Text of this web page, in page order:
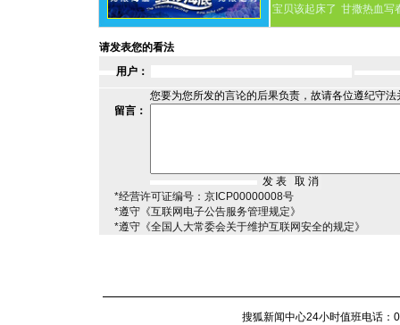
宝贝该起床了 甘撒热血写
请发表您的看法
用户：
您要为您所发的言论的后果负责，故请各位遵纪守
留言：
*经营许可证编号：京ICP00000008号
*遵守《互联网电子公告服务管理规定》
*遵守《全国人大常委会关于维护互联网安全的规定》
搜狐新闻中心24小时值班电话